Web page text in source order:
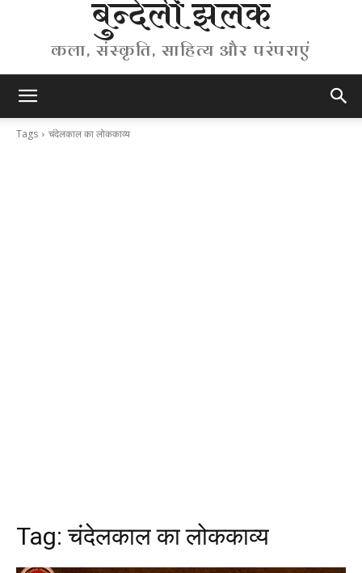
बुन्देली झलक
कला, संस्कृति, साहित्य और परंपराएं
Tags चंदेलकाल का लोककाव्य
Tag:चंदेलकाल का लोककाव्य